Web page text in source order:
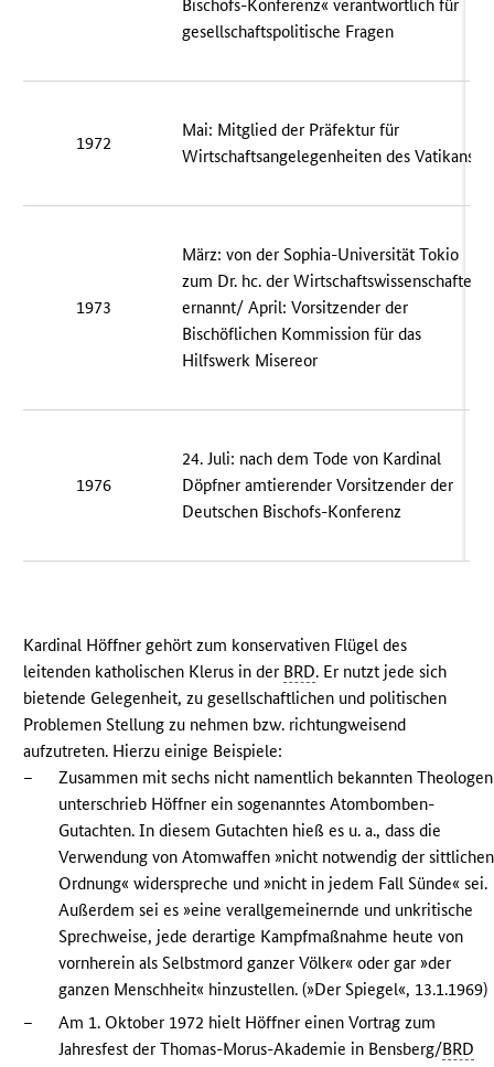
Bischofs-Konferenz« verantwortlich für
gesellschaftspolitische Fragen
1972
Mai: Mitglied der Präfektur für
Wirtschaftsangelegenheiten des Vatikans
1973
März: von der Sophia-Universität Tokio
zum Dr. hc. der Wirtschaftswissenschaften
ernannt/ April: Vorsitzender der
Bischöflichen Kommission für das
Hilfswerk Misereor
1976
24. Juli: nach dem Tode von Kardinal
Döpfner amtierender Vorsitzender der
Deutschen Bischofs-Konferenz
Kardinal Höffner gehört zum konservativen Flügel des
leitenden katholischen Klerus in der BRD. Er nutzt jede sich
bietende Gelegenheit, zu gesellschaftlichen und politischen
Problemen Stellung zu nehmen bzw. richtungweisend
aufzutreten. Hierzu einige Beispiele:
–
Zusammen mit sechs nicht namentlich bekannten Theologen
unterschrieb Höffner ein sogenanntes Atombomben-
Gutachten. In diesem Gutachten hieß es u. a., dass die
Verwendung von Atomwaffen »nicht notwendig der sittlichen
Ordnung« widerspreche und »nicht in jedem Fall Sünde« sei.
Außerdem sei es »eine verallgemeinernde und unkritische
Sprechweise, jede derartige Kampfmaßnahme heute von
vornherein als Selbstmord ganzer Völker« oder gar »der
ganzen Menschheit« hinzustellen. (»Der Spiegel«, 13.1.1969)
–
Am 1. Oktober 1972 hielt Höffner einen Vortrag zum
Jahresfest der Thomas-Morus-Akademie in Bensberg/BRD